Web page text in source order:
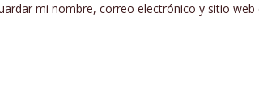
mi nombre, correo electrónico y sitio